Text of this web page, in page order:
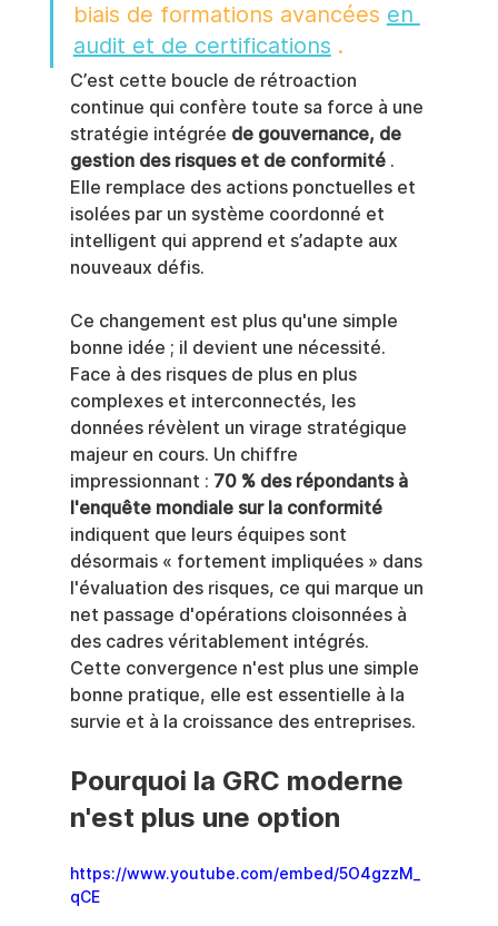
biais de formations avancées en
audit et de certifications .
C’est cette boucle de rétroaction
continue qui confère toute sa force à une
stratégie intégrée de gouvernance, de
gestion des risques et de conformité .
Elle remplace des actions ponctuelles et
isolées par un système coordonné et
intelligent qui apprend et s’adapte aux
nouveaux défis.
Ce changement est plus qu'une simple
bonne idée ; il devient une nécessité.
Face à des risques de plus en plus
complexes et interconnectés, les
données révèlent un virage stratégique
majeur en cours. Un chiffre
impressionnant : 70 % des répondants à
l'enquête mondiale sur la conformité
indiquent que leurs équipes sont
désormais « fortement impliquées » dans
l'évaluation des risques, ce qui marque un
net passage d'opérations cloisonnées à
des cadres véritablement intégrés.
Cette convergence n'est plus une simple
bonne pratique, elle est essentielle à la
survie et à la croissance des entreprises.
Pourquoi la GRC moderne
n'est plus une option
https://www.youtube.com/embed/5O4gzzM_
qCE